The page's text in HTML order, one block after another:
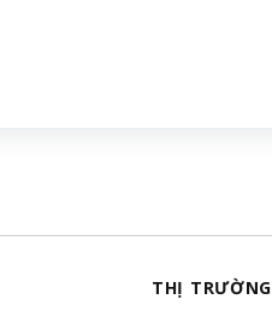
THỊ TRƯỜNG